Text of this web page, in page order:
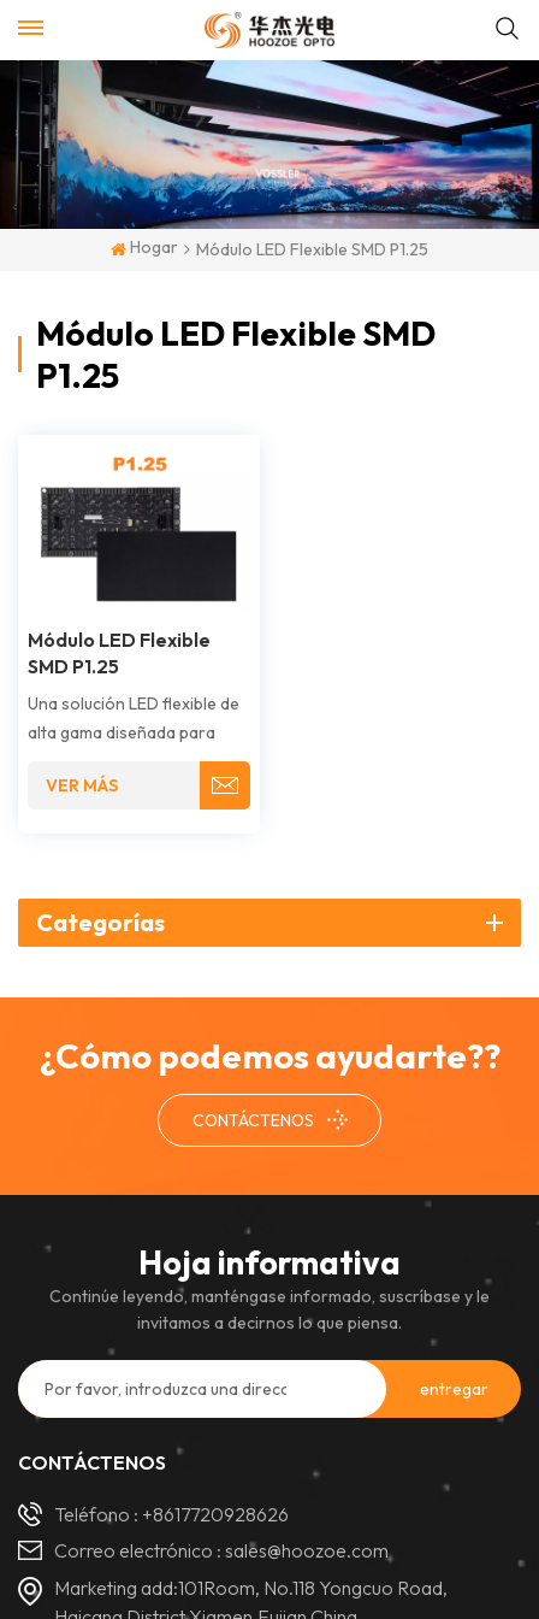
Hogar Módulo LED Flexible SMD P1.25
Módulo LED Flexible SMD
P1.25
Módulo LED Flexible
SMD P1.25
Una solución LED flexible de
alta gama diseñada para
definición y visión cercana.
presentaciones inmersivas y
creativas.
VER MÁS
Categorías
¿Cómo podemos ayudarte??
CONTÁCTENOS
Hoja informativa
Continúe leyendo, manténgase informado, suscríbase y le
invitamos a decirnos lo que piensa.
CONTÁCTENOS
Teléfono : +8617720928626
Correo electrónico :sales@hoozoe.com
Marketing add:101Room, No.118 Yongcuo Road,